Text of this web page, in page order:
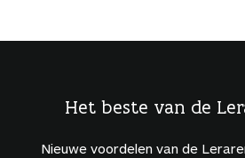
Het beste van de
Nieuwe voordelen van de